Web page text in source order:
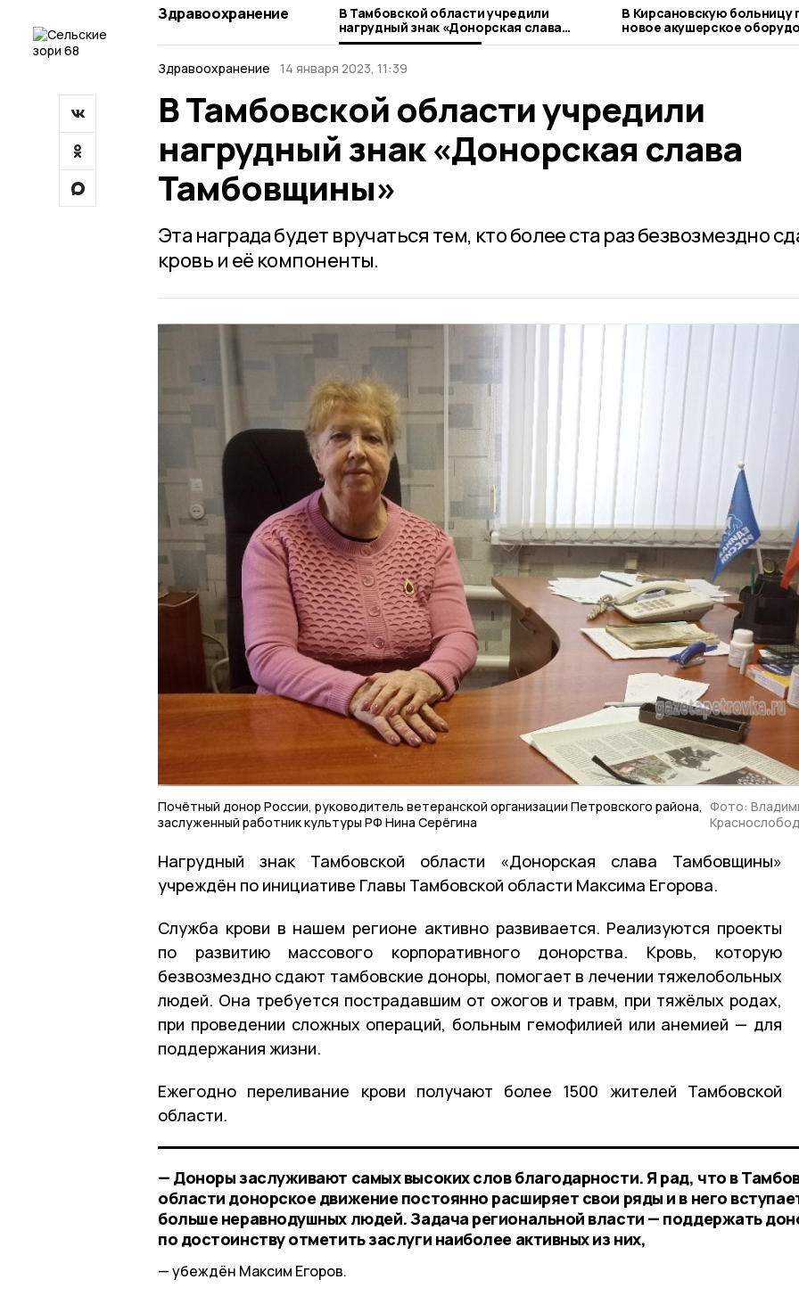
Здравоохранение
В Тамбовской области учредили
нагрудный знак «Донорская слава
Тамбовщины»
В Кирсановскую больницу
новое акушерское
Здравоохранение
14 января 2023, 11:39
В Тамбовской области учредили
нагрудный знак «Донорская слава
Тамбовщины»
Эта награда будет вручаться тем, кто более ста раз безвозмездно
кровь и её компоненты.
Почётный донор России, руководитель ветеранской организации Петровского района,
заслуженный работник культуры РФ Нина Серёгина
Фото:
Нагрудный знак Тамбовской области «Донорская слава Тамбовщины»
учреждён по инициативе Главы Тамбовской области Максима Егорова.
Служба крови в нашем регионе активно развивается. Реализуются проекты
по развитию массового корпоративного донорства. Кровь, которую
безвозмездно сдают тамбовские доноры, помогает в лечении тяжелобольных
людей. Она требуется пострадавшим от ожогов и травм, при тяжёлых родах,
при проведении сложных операций, больным гемофилией или анемией — для
поддержания жизни.
Ежегодно переливание крови получают более 1500 жителей Тамбовской
области.
— Доноры заслуживают самых высоких слов благодарности. Я рад, что в
области донорское движение постоянно расширяет свои ряды и в него
больше неравнодушных людей. Задача региональной власти — поддержать
по достоинству отметить заслуги наиболее активных из них,
убеждён Максим Егоров.